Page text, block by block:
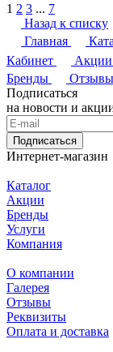
1 2 3 ... 7
Назад к списку
Главная
Кабинет
Акции
Бренды
Отзывы
Подписаться
на новости и
Подписаться
Интернет-магазин
Каталог
Акции
Бренды
Услуги
Компания
О компании
Галерея
Отзывы
Реквизиты
Оплата и доставка